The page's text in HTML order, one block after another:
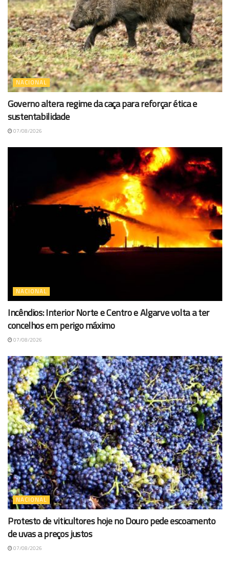
NACIONAL
Governo altera regime da caça para reforçar ética e
sustentabilidade
07/08/2026
NACIONAL
Incêndios: Interior Norte e Centro e Algarve volta a ter
concelhos em perigo máximo
07/08/2026
NACIONAL
Protesto de viticultores hoje no Douro pede escoamento
de uvas a preços justos
07/08/2026